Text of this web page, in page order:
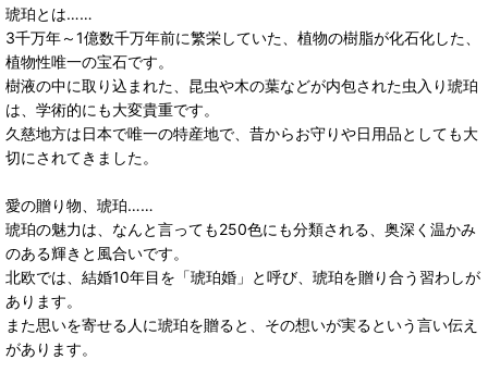
琥珀とは……
3千万年～1億数千万年前に繁栄していた、植物の樹脂が化石化した、
植物性唯一の宝石です。
樹液の中に取り込まれた、昆虫や木の葉などが内包された虫入り琥珀
は、学術的にも大変貴重です。
久慈地方は日本で唯一の特産地で、昔からお守りや日用品としても大
切にされてきました。
愛の贈り物、琥珀……
琥珀の魅力は、なんと言っても250色にも分類される、奥深く温かみ
のある輝きと風合いです。
北欧では、結婚10年目を「琥珀婚」と呼び、琥珀を贈り合う習わしが
あります。
また思いを寄せる人に琥珀を贈ると、その想いが実るという言い伝え
があります。